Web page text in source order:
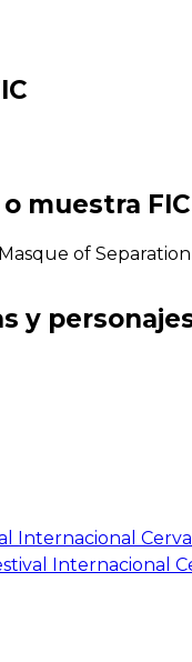
muestra FIC
of Separation
y
Internacional
Internacional